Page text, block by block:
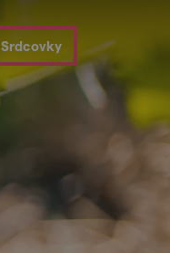
Srdcovky